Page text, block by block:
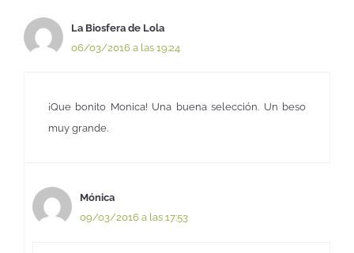
La Biosfera de Lola
06/03/2016 a las 19:24
¡Que bonito Monica! Una buena selección. Un beso
muy grande.
Mónica
09/03/2016 a las 17:53